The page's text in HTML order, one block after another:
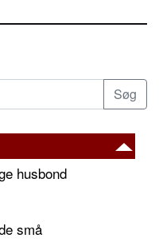
husbond
små